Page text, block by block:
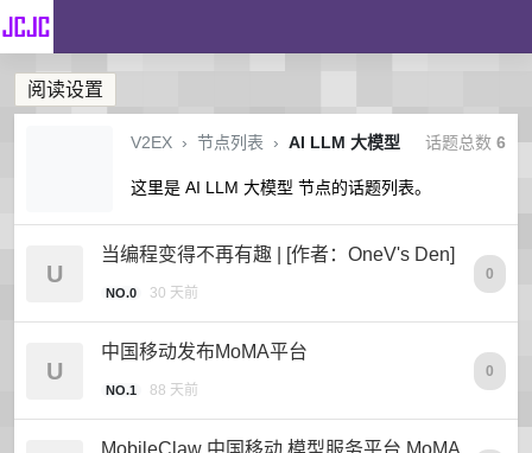
阅读设置
话题总数 6
V2EX › 节点列表 › AI LLM 大模型
这里是 AI LLM 大模型 节点的话题列表。
U
当编程变得不再有趣 | [作者：OneV's Den]
NO.0 30 天前
0
U
中国移动发布MoMA平台
NO.1 88 天前
0
MobileClaw 中国移动 模型服务平台 MoMA